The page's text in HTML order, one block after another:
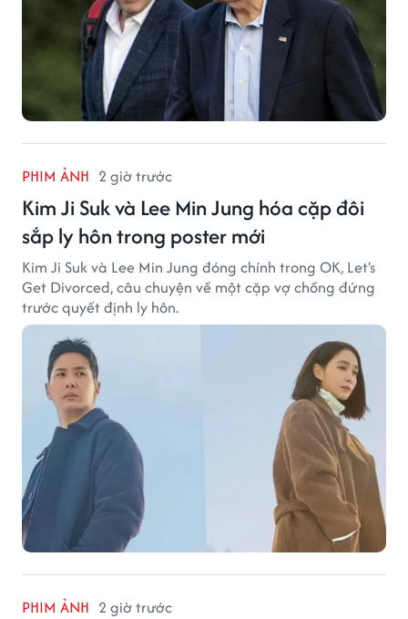
PHIM ẢNH 2 giờ trước
Kim Ji Suk và Lee Min Jung hóa cặp đôi
sắp ly hôn trong poster mới
Kim Ji Suk và Lee Min Jung đóng chính trong OK, Let's
Get Divorced, câu chuyện về một cặp vợ chồng đứng
trước quyết định ly hôn.
PHIM ẢNH 2 giờ trước